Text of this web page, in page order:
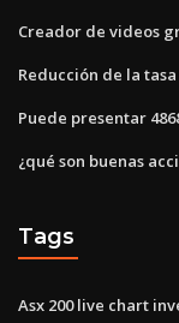
Creador de videos
Reducción de la
Puede presentar
¿qué son buenas
Tags
Asx 200 live chart